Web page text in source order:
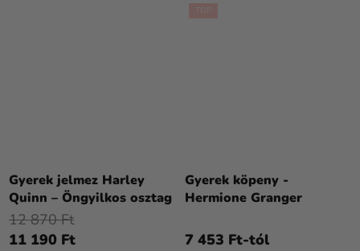
Gyerek jelmez Harley
Quinn – Öngyilkos osztag
11 190 Ft
12 870 Ft
Gyerek köpeny -
Hermione Granger
7 453 Ft-tól